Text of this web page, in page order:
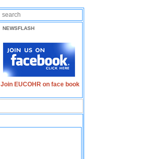
NEWSFLASH
Join EUCOHR on face book